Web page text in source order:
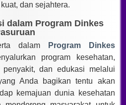
dan sejahtera.
dalam Program Dinkes
dalam
Program Dinkes
program kesehatan,
penyakit, dan edukasi melalui
Anda bagikan tentu akan
kemajuan dunia kesehatan